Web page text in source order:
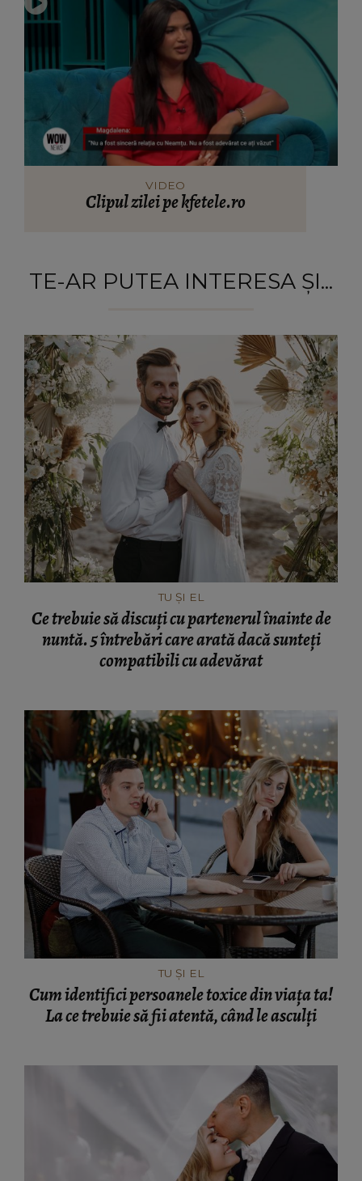
VIDEO
Clipul zilei pe kfetele.ro
TE-AR PUTEA INTERESA ȘI...
TU ȘI EL
Ce trebuie să discuți cu partenerul înainte de
nuntă. 5 întrebări care arată dacă sunteți
compatibili cu adevărat
TU ȘI EL
Cum identifici persoanele toxice din viața ta!
La ce trebuie să fii atentă, când le asculți